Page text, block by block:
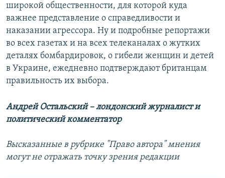
широкой общественности, для которой куда
важнее представление о справедливости и
наказании агрессора. Ну и подробные репортажи
во всех газетах и на всех телеканалах о жутких
деталях бомбардировок, о гибели женщин и детей
в Украине, ежедневно подтверждают британцам
правильность их выбора.
Андрей Остальский – лондонский журналист и
политический комментатор
Высказанные в рубрике "Право автора" мнения
могут не отражать точку зрения редакции